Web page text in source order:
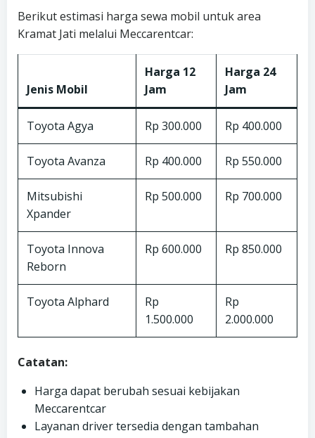
Berikut estimasi harga sewa mobil untuk area
Kramat Jati melalui Meccarentcar:
Jenis Mobil
Harga 12
Jam
Harga 24
Jam
Toyota Agya Rp 300.000 Rp 400.000
Toyota Avanza Rp 400.000 Rp 550.000
Mitsubishi
Xpander
Rp 500.000 Rp 700.000
Toyota Innova
Reborn
Rp 600.000 Rp 850.000
Toyota Alphard
Rp
1.500.000
Rp
2.000.000
Catatan:
Harga dapat berubah sesuai kebijakan
Meccarentcar
Layanan driver tersedia dengan tambahan